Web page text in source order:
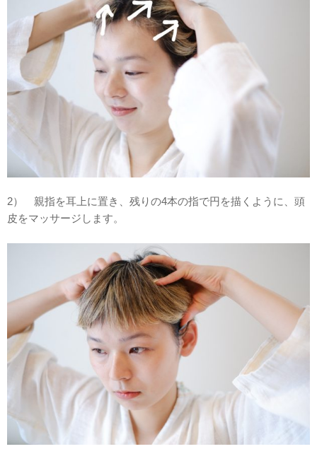
2） 親指を耳上に置き、残りの4本の指で円を描くように、頭
皮をマッサージします。